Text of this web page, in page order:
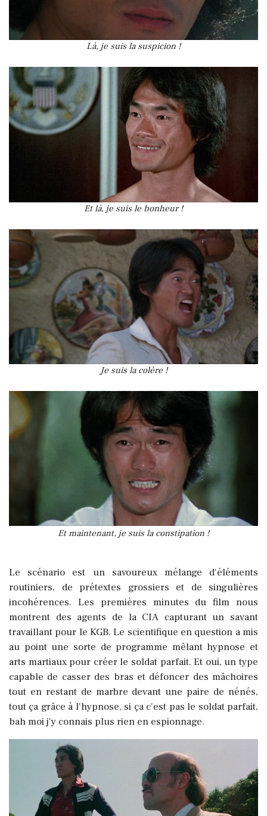
Là, je suis la suspicion !
Et là, je suis le bonheur !
Je suis la colère !
Et maintenant, je suis la constipation !
Le scénario est un savoureux mélange d'éléments
routiniers, de prétextes grossiers et de singulières
incohérences. Les premières minutes du film nous
montrent des agents de la CIA capturant un savant
travaillant pour le KGB. Le scientifique en question a mis
au point une sorte de programme mêlant hypnose et
arts martiaux pour créer le soldat parfait. Et oui, un type
capable de casser des bras et défoncer des mâchoires
tout en restant de marbre devant une paire de nénés,
tout ça grâce à l'hypnose, si ça c'est pas le soldat parfait,
bah moi j'y connais plus rien en espionnage.